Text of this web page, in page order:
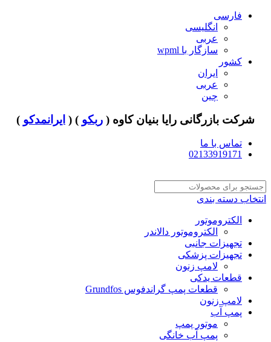
فارسی
انگلیسی
عربی
سازگار با wpml
کشور
ایران
عربی
چین
شرکت بازرگانی رایا بنیان کاوه ( ربکو ) ( ایرانمدکو )
تماس با ما
02133919171
انتخاب دسته بندی
الکتروموتور
الکتروموتور دالاندر
تجهیزات جانبی
تجهیزات پزشکی
لامپ زنون
قطعات یدکی
قطعات پمپ گراندفوس Grundfos
لامپ زنون
پمپ آب
موتور پمپ
پمپ آب خانگی